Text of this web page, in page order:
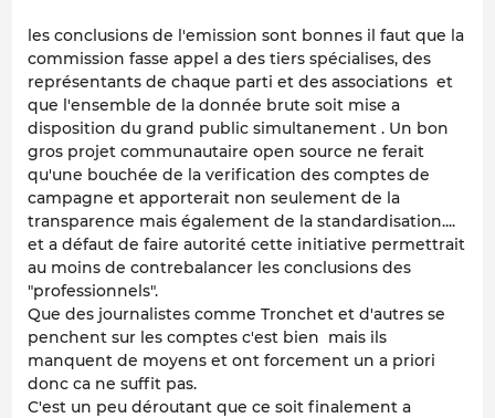
les conclusions de l'emission sont bonnes il faut que la
commission fasse appel a des tiers spécialises, des
représentants de chaque parti et des associations et
que l'ensemble de la donnée brute soit mise a
disposition du grand public simultanement . Un bon
gros projet communautaire open source ne ferait
qu'une bouchée de la verification des comptes de
campagne et apporterait non seulement de la
transparence mais également de la standardisation....
et a défaut de faire autorité cette initiative permettrait
au moins de contrebalancer les conclusions des
"professionnels".
Que des journalistes comme Tronchet et d'autres se
penchent sur les comptes c'est bien mais ils
manquent de moyens et ont forcement un a priori
donc ca ne suffit pas.
C'est un peu déroutant que ce soit finalement a